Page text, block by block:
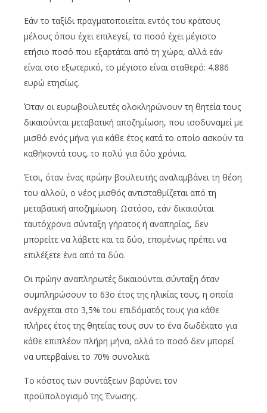
Εάν το ταξίδι πραγματοποιείται εντός του κράτους
μέλους όπου έχει επιλεγεί, το ποσό έχει μέγιστο
ετήσιο ποσό που εξαρτάται από τη χώρα, αλλά εάν
είναι στο εξωτερικό, το μέγιστο είναι σταθερό: 4.886
ευρώ ετησίως.
Όταν οι ευρωβουλευτές ολοκληρώνουν τη θητεία τους
δικαιούνται μεταβατική αποζημίωση, που ισοδυναμεί με
μισθό ενός μήνα για κάθε έτος κατά το οποίο ασκούν τα
καθήκοντά τους, το πολύ για δύο χρόνια.
Έτσι, όταν ένας πρώην βουλευτής αναλαμβάνει τη θέση
του αλλού, ο νέος μισθός αντισταθμίζεται από τη
μεταβατική αποζημίωση. Ωστόσο, εάν δικαιούται
ταυτόχρονα σύνταξη γήρατος ή αναπηρίας, δεν
μπορείτε να λάβετε και τα δύο, επομένως πρέπει να
επιλέξετε ένα από τα δύο.
Οι πρώην αναπληρωτές δικαιούνται σύνταξη όταν
συμπληρώσουν το 63ο έτος της ηλικίας τους, η οποία
ανέρχεται στο 3,5% του επιδόματός τους για κάθε
πλήρες έτος της θητείας τους συν το ένα δωδέκατο για
κάθε επιπλέον πλήρη μήνα, αλλά το ποσό δεν μπορεί
να υπερβαίνει το 70% συνολικά.
Το κόστος των συντάξεων βαρύνει τον
προϋπολογισμό της Ένωσης.